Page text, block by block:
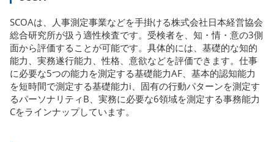
SCOAは、人事測定事業などを手掛ける株式会社日本経営協会
総合研究所が扱う適性検査です。受検者を、知・情・意の3側
面から評価することが可能です。具体的には、基礎的な知的
能力、実務遂行能力、性格、意欲などを評価できます。仕事
に必要な5つの能力を測定する基礎能力AF、基本的認知能力
を短時間で測定する基礎能力i、固有の行動パターンを測定す
るパーソナリティB、実務に必要な6領域を測定する事務能力
Cをラインナップしています。